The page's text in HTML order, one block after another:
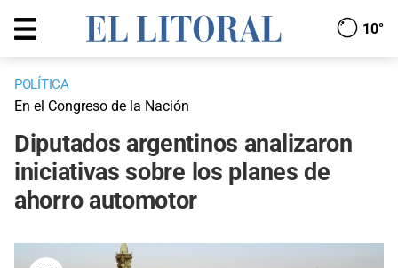
10°
POLÍTICA
En el Congreso de la Nación
Diputados argentinos analizaron
iniciativas sobre los planes de
ahorro automotor